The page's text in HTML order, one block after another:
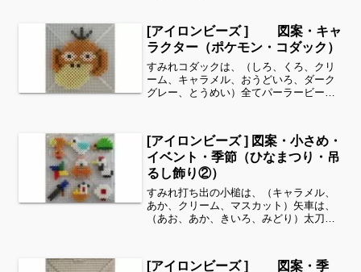
[アイロンビーズ ] 図案・キャ
ラクター（ポケモン・コダック）
すみれコダックは、（しろ、くろ、クリ
ーム、キャラメル、おうどいろ、ダーク
グレー、とうめい）全てパーラービーズ
に図案を見ることができます！お時間が
ありましたら、他の図案も...
[アイロンビーズ ] 図案・小さめ・
イベント・季節（ひなまつり・吊
るし飾り②）
すみれ打ち出の小槌は、（キャラメル、
あか、クリーム、マスカット）矢車は、
（あお、あか、きいろ、みどり）太刀
ブルー、くろ）俵ねずみは、（こむぎい
[アイロンビーズ ] 図案・季